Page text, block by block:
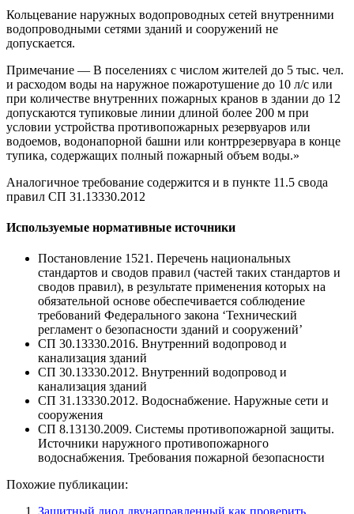
Кольцевание наружных водопроводных сетей внутренними
водопроводными сетями зданий и сооружений не
допускается.
Примечание — В поселениях с числом жителей до 5 тыс. чел.
и расходом воды на наружное пожаротушение до 10 л/с или
при количестве внутренних пожарных кранов в здании до 12
допускаются тупиковые линии длиной более 200 м при
условии устройства противопожарных резервуаров или
водоемов, водонапорной башни или контррезервуара в конце
тупика, содержащих полный пожарный объем воды.»
Аналогичное требование содержится и в пункте 11.5 свода
правил СП 31.13330.2012
Используемые нормативные источники
Постановление 1521. Перечень национальных
стандартов и сводов правил (частей таких стандартов и
сводов правил), в результате применения которых на
обязательной основе обеспечивается соблюдение
требований Федерального закона ‘Технический
регламент о безопасности зданий и сооружений’
СП 30.13330.2016. Внутренний водопровод и
канализация зданий
СП 30.13330.2012. Внутренний водопровод и
канализация зданий
СП 31.13330.2012. Водоснабжение. Наружные сети и
сооружения
СП 8.13130.2009. Системы противопожарной защиты.
Источники наружного противопожарного
водоснабжения. Требования пожарной безопасности
Похожие публикации: